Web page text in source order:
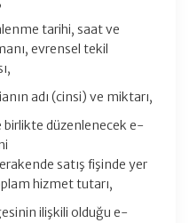
tarihi, saat ve
evrensel tekil
adı (cinsi) ve miktarı,
düzenlenecek e-
satış fişinde yer
hizmet tutarı,
ilişkili olduğu e-